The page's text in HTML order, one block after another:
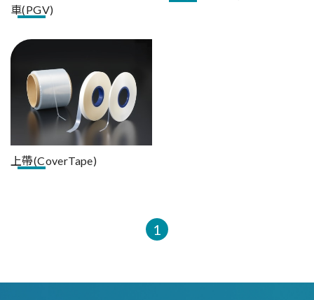
車(PGV)
上帶(CoverTape)
1